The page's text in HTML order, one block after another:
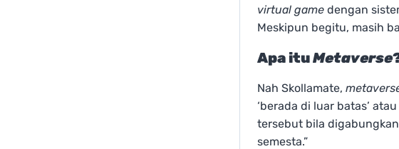
virtual game dengan
Meskipun begitu, masih
Apa ituMetaverse
Nah Skollamate,
‘berada di luar batas’
tersebut bila digabungkan
semesta.”